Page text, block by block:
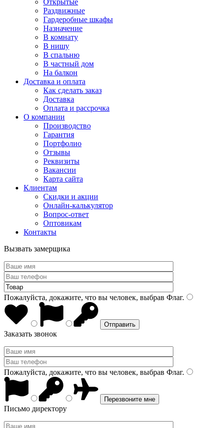
Открытые
Раздвижные
Гардеробные шкафы
Назначение
В комнату
В нишу
В спальню
В частный дом
На балкон
Доставка и оплата
Как сделать заказ
Доставка
Оплата и рассрочка
О компании
Производство
Гарантия
Портфолио
Отзывы
Реквизиты
Вакансии
Карта сайта
Клиентам
Скидки и акции
Онлайн-калькулятор
Вопрос-ответ
Оптовикам
Контакты
Вызвать замерщика
Пожалуйста, докажите, что вы человек, выбрав Флаг.
Заказать звонок
Пожалуйста, докажите, что вы человек, выбрав Флаг.
Письмо директору